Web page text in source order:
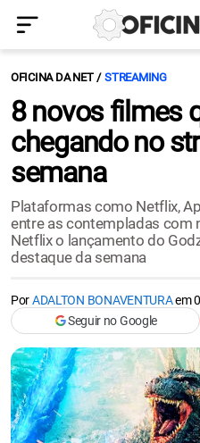
OFICINA DA NET STREAMING
8 novos filmes
chegando no
semana
Plataformas como Netflix,
entre as contempladas com
Netflix o lançamento do
destaque da semana
PorADALTON BONAVENTURAem
Seguir no Google